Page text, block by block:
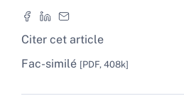
Citer cet article
Fac-similé [PDF, 408k]